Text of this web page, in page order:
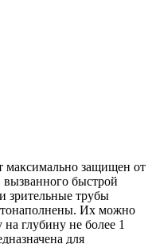
максимально защищен от
быстрой
зрительные трубы
Их можно
глубину не более 1
для